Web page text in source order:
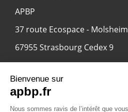
APBP
37 route Ecospace - Molsheim
67955 Strasbourg Cedex 9